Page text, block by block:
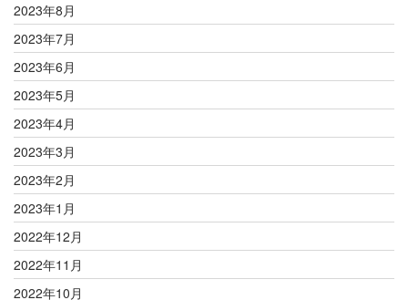
2023年8月
2023年7月
2023年6月
2023年5月
2023年4月
2023年3月
2023年2月
2023年1月
2022年12月
2022年11月
2022年10月